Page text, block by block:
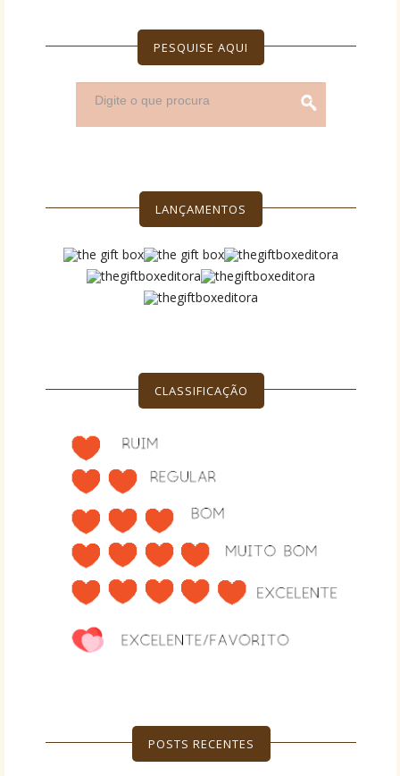
PESQUISE AQUI
LANÇAMENTOS
CLASSIFICAÇÃO
POSTS RECENTES